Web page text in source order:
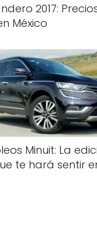
2017:
México
Minuit: La
te hará sentir